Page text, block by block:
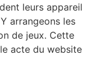
leurs appareil
arrangeons les
de jeux. Cette
acte du website